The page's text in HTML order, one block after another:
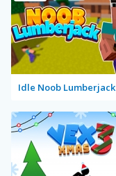
Idle Noob Lumberjack